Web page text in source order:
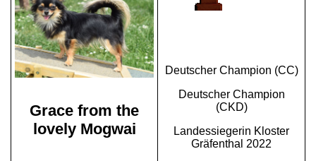
Grace from the
lovely Mogwai
Deutscher Champion (CC)
Deutscher Champion
(CKD)
Landessiegerin Kloster
Gräfenthal 2022